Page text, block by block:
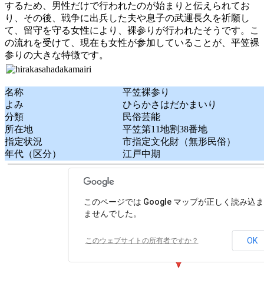
するため、男性だけで行われたのが始まりと伝えられてお
り、その後、戦争に出兵した夫や息子の武運長久を祈願し
て、留守を守る女性により、裸参りが行われたそうです。こ
の流れを受けて、現在も女性が参加していることが、平笠裸
参りの大きな特徴です。
名称
平笠裸参り
よみ
ひらかさはだかまいり
分類
民俗芸能
所在地
平笠第11地割38番地
指定状況
市指定文化財（無形民俗）
年代（区分）
江戸中期
このページでは Google マップが正しく読み込
ませんでした。
このウェブサイトの所有者ですか？ OK